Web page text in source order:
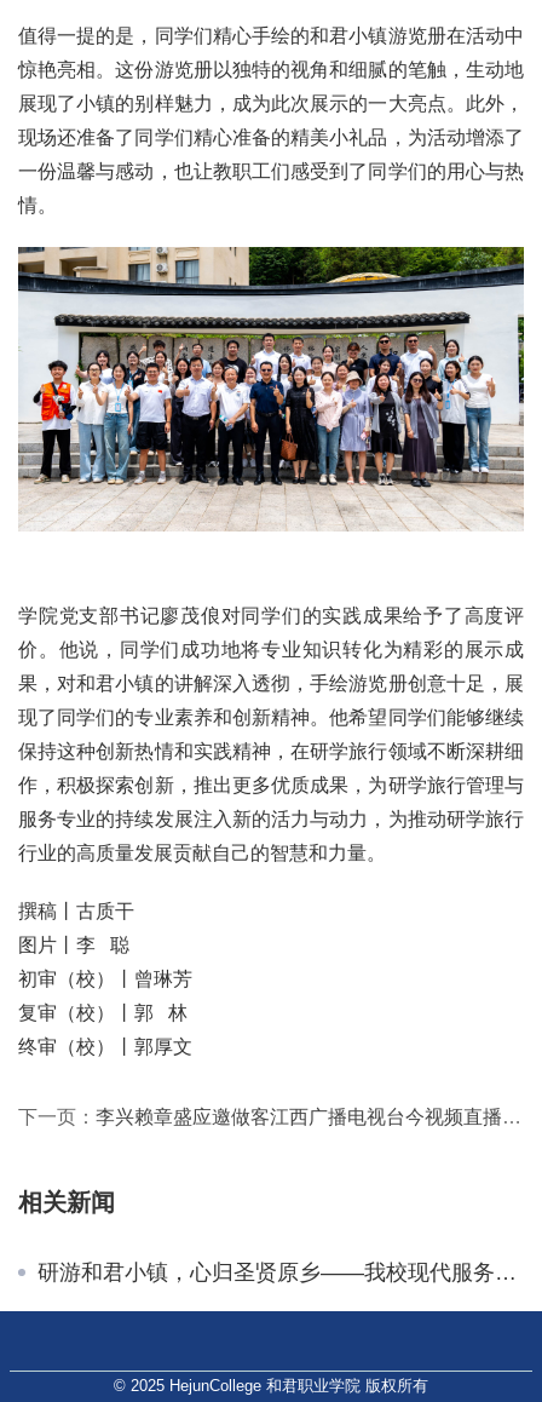
值得一提的是，同学们精心手绘的和君小镇游览册在活动中
惊艳亮相。这份游览册以独特的视角和细腻的笔触，生动地
展现了小镇的别样魅力，成为此次展示的一大亮点。此外，
现场还准备了同学们精心准备的精美小礼品，为活动增添了
一份温馨与感动，也让教职工们感受到了同学们的用心与热
情。
学院党支部书记廖茂俍对同学们的实践成果给予了高度评
价。他说，同学们成功地将专业知识转化为精彩的展示成
果，对和君小镇的讲解深入透彻，手绘游览册创意十足，展
现了同学们的专业素养和创新精神。他希望同学们能够继续
保持这种创新热情和实践精神，在研学旅行领域不断深耕细
作，积极探索创新，推出更多优质成果，为研学旅行管理与
服务专业的持续发展注入新的活力与动力，为推动研学旅行
行业的高质量发展贡献自己的智慧和力量。
撰稿丨古质干
图片 丨李 聪
初审（校）丨曾琳芳
复审（校）丨郭 林
终审（校）丨郭厚文
下一页： 李兴赖章盛应邀做客江西广播电视台今视频直播访谈
相关新闻
研游和君小镇，心归圣贤原乡——我校现代服务业产业学院举办《研学旅行管理与服务专业导览与讲解服务》课程成果展示
© 2025 HejunCollege 和君职业学院 版权所有